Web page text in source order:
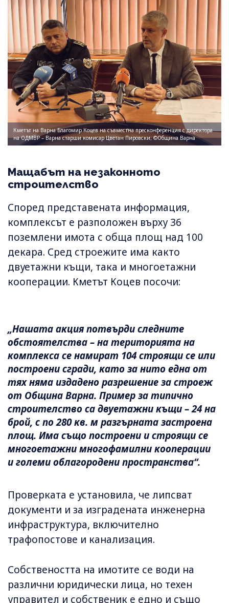
Кметът на Варна Благомир Коцев на съвместна пресконференция с директора
на ОДМВР – Варна старши комисар Цветан Пировски; ©Община Варна
Мащабът на незаконното
строителство
Според представената информация,
комплексът е разположен върху 36
поземлени имота с обща площ над 100
декара. Сред строежите има както
двуетажни къщи, така и многоетажни
кооперации. Кметът Коцев посочи:
„Нашата акция потвърди следните
обстоятелства – на територията на
комплекса се намират 104 строящи се или
построени сгради, като за нито една от
тях няма издадено разрешение за строеж
от Община Варна. Пример за типично
строителство са двуетажни къщи – 24 на
брой, с по 280 кв. м разгърната застроена
площ. Има също построени и строящи се
многоетажни многофамилни кооперации
и големи облагородени пространства“.
Проверката е установила, че липсват
документи и за изградената инженерна
инфраструктура, включително
трафопостове и канализация.
Собствеността на имотите се води на
различни юридически лица, но техен
управител и собственик е едно и също